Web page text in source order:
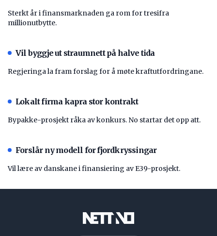
Sterkt år i finansmarknaden ga rom for tresifra
millionutbytte.
Vil byggje ut straumnett på halve tida
Regjeringa la fram forslag for å møte kraftutfordringane.
Lokalt firma kapra stor kontrakt
Bypakke-prosjekt råka av konkurs. No startar det opp att.
Forslår ny modell for fjordkryssingar
Vil lære av danskane i finansiering av E39-prosjekt.